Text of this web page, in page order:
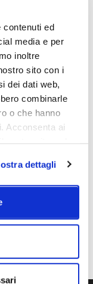
contenuti ed
media e per
inoltre
sito con i
dei dati web,
combinarle
o che hanno
Acconsenta ai
dettagli
W AC